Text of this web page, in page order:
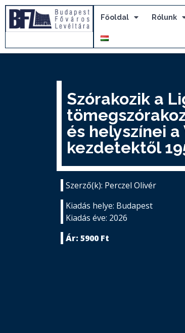
Főoldal Rólunk
Szórakozik a
és helyszínei
kezdetektől
Szerző(k): Perczel Olivér
Kiadás helye: Budapest
Kiadás éve: 2026
Ár: 5900 Ft